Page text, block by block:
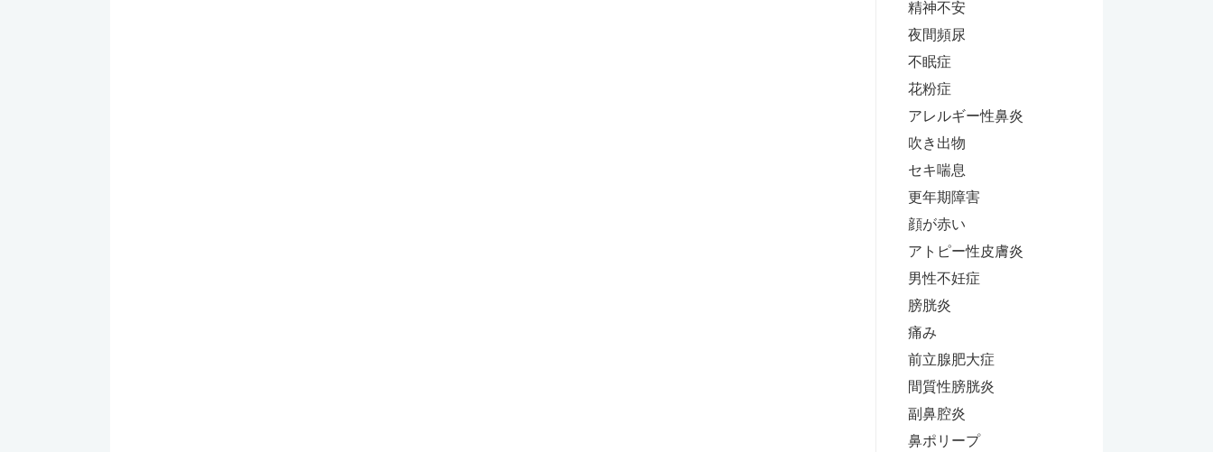
精神不安
夜間頻尿
不眠症
花粉症
アレルギー性鼻炎
吹き出物
セキ喘息
更年期障害
顔が赤い
アトピー性皮膚炎
男性不妊症
膀胱炎
痛み
前立腺肥大症
間質性膀胱炎
副鼻腔炎
鼻ポリープ